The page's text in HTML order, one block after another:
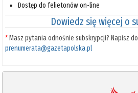
Dostęp do felietonów on-line
Dowiedz się więcej o
*Masz pytania odnośnie subskrypcji? Napisz
prenumerata@gazetapolska.pl